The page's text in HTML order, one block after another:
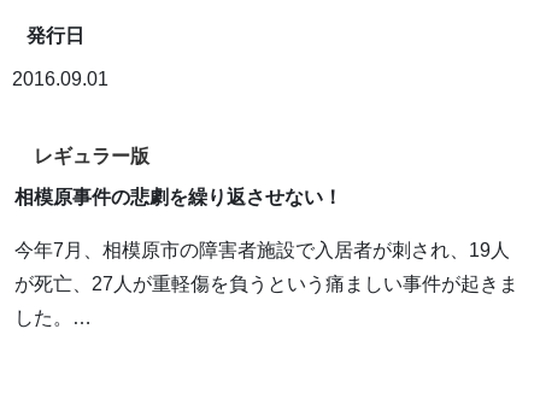
発行日
2016.09.01
レギュラー版
相模原事件の悲劇を繰り返させない！
今年7月、相模原市の障害者施設で入居者が刺され、19人
が死亡、27人が重軽傷を負うという痛ましい事件が起きま
した。…